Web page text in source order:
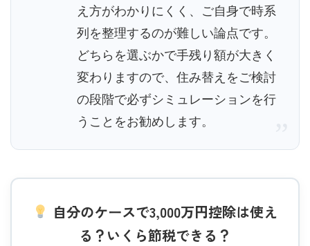
え方がわかりにくく、ご自身で時系
列を整理するのが難しい論点です。
どちらを選ぶかで手残り額が大きく
変わりますので、住み替えをご検討
の段階で必ずシミュレーションを行
うことをお勧めします。
自分のケースで3,000万円控除は使え
る？いくら節税できる？